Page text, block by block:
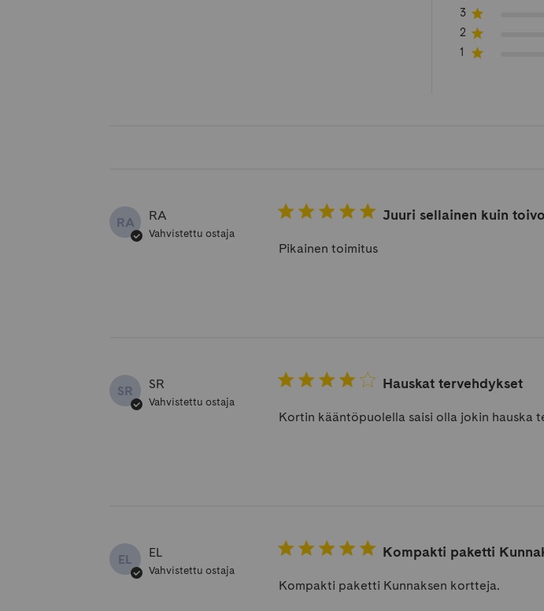
3
2
1
RA RA
Vahvistettu ostaja
Juuri sellainen kuin
Pikainen toimitus
SR SR
Vahvistettu ostaja
Hauskat tervehdykset
Kortin kääntöpuolella saisi olla jokin hauska
EL EL
Vahvistettu ostaja
Kompakti paketti
Kompakti paketti Kunnaksen kortteja.